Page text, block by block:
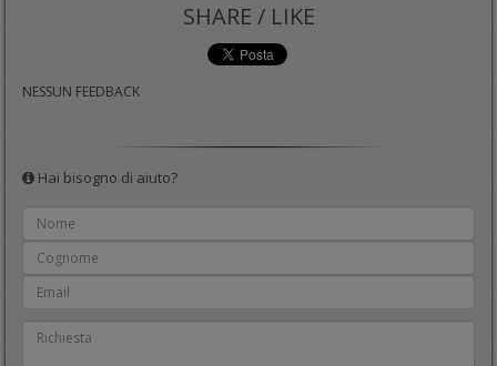
SHARE / LIKE
NESSUN FEEDBACK
Hai bisogno di aiuto?